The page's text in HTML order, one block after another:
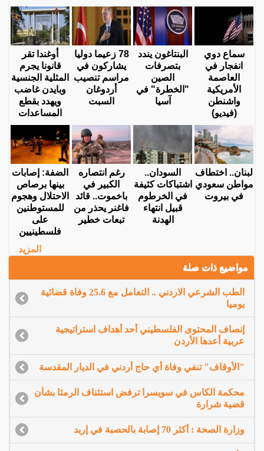
سماع دوي
انفجار في
العاصمة
الأمريكية
واشنطن
(فيديو)
البنتاغون يندد
بتصرفات
الصين
"الخطرة" في
آسيا
78 زعيما دوليا
يشاركون في
مراسم تنصيب
أردوغان
السبت
أوغندا تقر
قانونا يجرم
المثلية الجنسية
وبايدن غاضب
ويهدد بقطع
المساعدات
لبنان.. اختطاف
مواطن سعودي
في بيروت
السودان..
اشتباكات كثيفة
في الخرطوم
قبيل انتهاء
الهدنة
رغم انتصاره
الكبير في
باخموت.. قائد
فاغنر يحذر من
تبعات خطير
الضفة: إصابات
بينها برصاص
الاحتلال وهجوم
للمستوطنين
على
فلسطينيين
المزيد
مواضيع ذات صلة
الطب الشرعي الاردني .. التعامل مع 25.6 وفاة قضائية
يوميا
إنصاف المحتوى الفلسطيني أحد أهداف استراتيجية
عربية أعدها الأردن
"الأوقاف" تنفي وفاة أي حاج أردني في الديار المقدسة
محكمة الكاس في سويسرا ترفض استئناف الرمثا بشأن
قضية شرارة
وزارة الصحة : أكثر 70 إصابة بالحصبة في إربد